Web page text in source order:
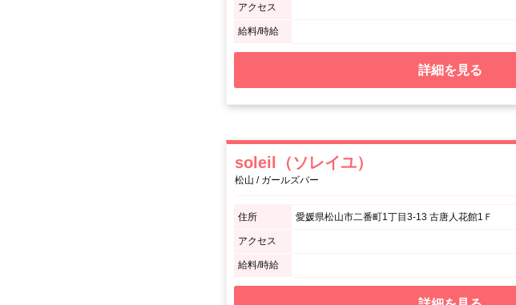
アクセス
給料/時給
詳細を見る
soleil（ソレイユ）
松山 / ガールズバー
住所 愛媛県松山市二番町1丁目3-13 古唐人花館1Ｆ
アクセス
給料/時給